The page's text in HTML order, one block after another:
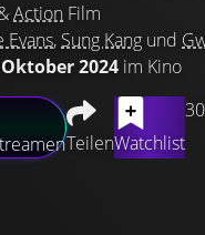
Action Film
Evans, Sung Kang und
2024 im Kino
TeilenWatchlist